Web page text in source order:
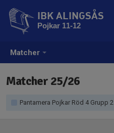
Matcher
IBK ALINGSÅS
Pojkar 11-12
Matcher 25/26
Pantamera Pojkar Röd 4 Grupp 2